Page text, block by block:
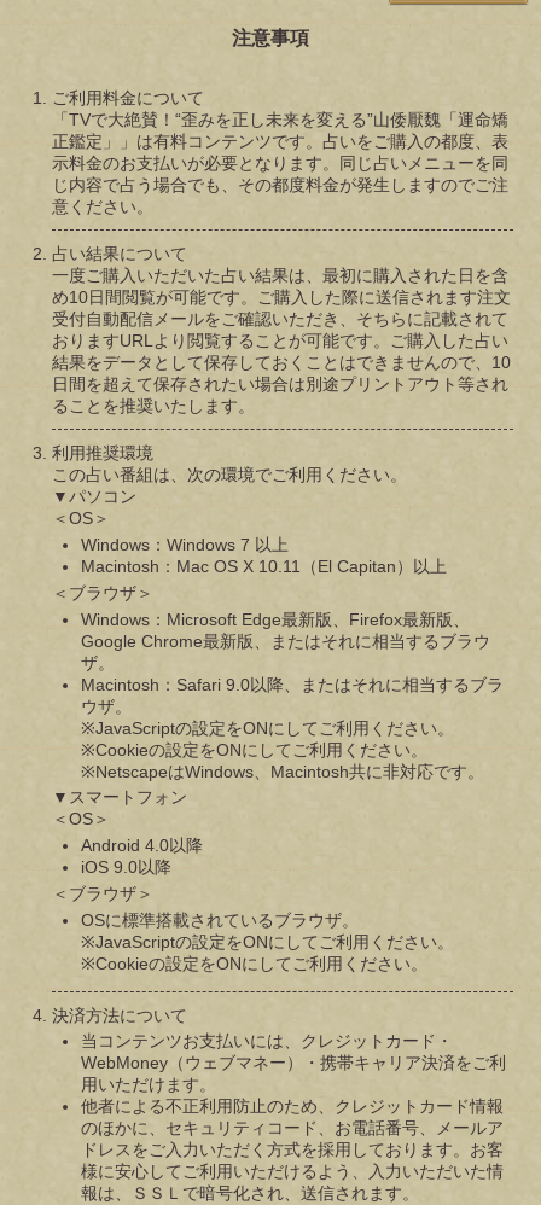
注意事項
ご利用料金について
「TVで大絶賛！“歪みを正し未来を変える”山倭厭魏「運命矯
正鑑定」」は有料コンテンツです。占いをご購入の都度、表
示料金のお支払いが必要となります。同じ占いメニューを同
じ内容で占う場合でも、その都度料金が発生しますのでご注
意ください。
占い結果について
一度ご購入いただいた占い結果は、最初に購入された日を含
め10日間閲覧が可能です。ご購入した際に送信されます注文
受付自動配信メールをご確認いただき、そちらに記載されて
おりますURLより閲覧することが可能です。ご購入した占い
結果をデータとして保存しておくことはできませんので、10
日間を超えて保存されたい場合は別途プリントアウト等され
ることを推奨いたします。
利用推奨環境
この占い番組は、次の環境でご利用ください。
▼パソコン
＜OS＞
Windows：Windows 7 以上
Macintosh：Mac OS X 10.11（El Capitan）以上
＜ブラウザ＞
Windows：Microsoft Edge最新版、Firefox最新版、
Google Chrome最新版、またはそれに相当するブラウ
ザ。
Macintosh：Safari 9.0以降、またはそれに相当するブラ
ウザ。
※JavaScriptの設定をONにしてご利用ください。
※Cookieの設定をONにしてご利用ください。
※NetscapeはWindows、Macintosh共に非対応です。
▼スマートフォン
＜OS＞
Android 4.0以降
iOS 9.0以降
＜ブラウザ＞
OSに標準搭載されているブラウザ。
※JavaScriptの設定をONにしてご利用ください。
※Cookieの設定をONにしてご利用ください。
決済方法について
当コンテンツお支払いには、クレジットカード・
WebMoney（ウェブマネー）・携帯キャリア決済をご利
用いただけます。
他者による不正利用防止のため、クレジットカード情報
のほかに、セキュリティコード、お電話番号、メールア
ドレスをご入力いただく方式を採用しております。お客
様に安心してご利用いただけるよう、入力いただいた情
報は、ＳＳＬで暗号化され、送信されます。